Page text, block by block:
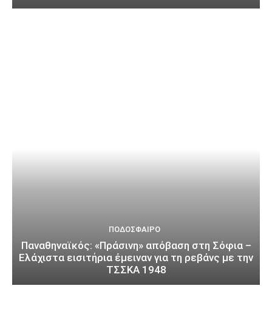
ΠΟΔΌΣΦΑΙΡΟ
Παναθηναϊκός: «Πράσινη» απόβαση στη Σόφια –
Ελάχιστα εισιτήρια έμειναν για τη ρεβάνς με την
ΤΣΣΚΑ 1948